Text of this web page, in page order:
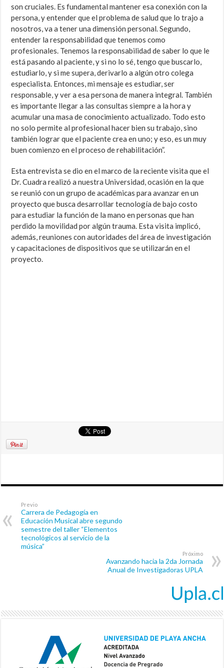
son cruciales. Es fundamental mantener esa conexión con la
persona, y entender que el problema de salud que lo trajo a
nosotros, va a tener una dimensión personal. Segundo,
entender la responsabilidad que tenemos como
profesionales. Tenemos la responsabilidad de saber lo que le
está pasando al paciente, y si no lo sé, tengo que buscarlo,
estudiarlo, y si me supera, derivarlo a algún otro colega
especialista. Entonces, mi mensaje es estudiar, ser
responsable, y ver a esa persona de manera integral. También
es importante llegar a las consultas siempre a la hora y
acumular una masa de conocimiento actualizado. Todo esto
no solo permite al profesional hacer bien su trabajo, sino
también lograr que el paciente crea en uno; y eso, es un muy
buen comienzo en el proceso de rehabilitación”.
Esta entrevista se dio en el marco de la reciente visita que el
Dr. Cuadra realizó a nuestra Universidad, ocasión en la que
se reunió con un grupo de académicas para avanzar en un
proyecto que busca desarrollar tecnología de bajo costo
para estudiar la función de la mano en personas que han
perdido la movilidad por algún trauma. Esta visita implicó,
además, reuniones con autoridades del área de investigación
y capacitaciones de dispositivos que se utilizarán en el
proyecto.
Previo
Carrera de Pedagogía en
Educación Musical abre segundo
semestre del taller “Elementos
tecnológicos al servicio de la
música”
Próximo
Avanzando hacia la 2da Jornada
Anual de Investigadoras UPLA